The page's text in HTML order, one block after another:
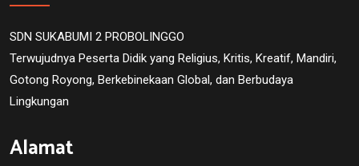
SDN SUKABUMI 2 PROBOLINGGO
Terwujudnya Peserta Didik yang Religius, Kritis, Kreatif, Mandiri,
Gotong Royong, Berkebinekaan Global, dan Berbudaya
Lingkungan
Alamat